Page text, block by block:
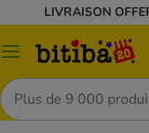
LIVRAISON
Menu
Rechercher